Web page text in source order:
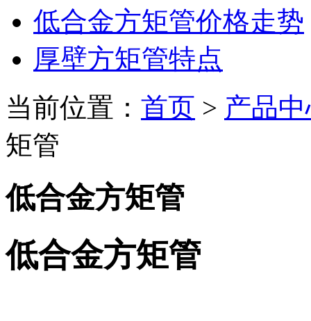
低合金方矩管价格走势
厚壁方矩管特点
当前位置： 首页 > 产品
矩管
低合金方矩管
低合金方矩管